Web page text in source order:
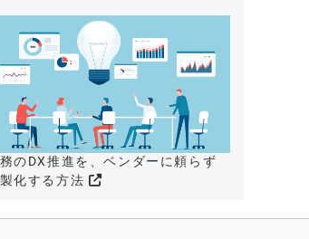
のDX推進を、ベンダーに頼らず
化する方法